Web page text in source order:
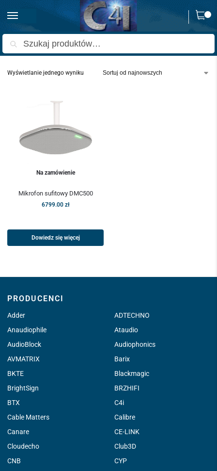
0
Strona główna Produkty oznaczone “Mikrofon sufitowy”
Wyświetlanie jednego wyniku
Na zamówienie
Mikrofon sufitowy DMC500
6799.00 zł
Dowiedz się więcej
PRODUCENCI
Adder
ADTECHNO
Anaudiophile
Ataudio
AudioBlock
Audiophonics
AVMATRIX
Barix
BKTE
Blackmagic
BrightSign
BRZHIFI
BTX
C4i
Cable Matters
Calibre
Canare
CE-LINK
Cloudecho
Club3D
CNB
CYP